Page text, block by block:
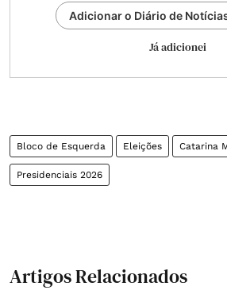
Adicionar o Diário de
Já adicionei
Bloco de Esquerda Eleições Catarina
Presidenciais 2026
Artigos Relacionados